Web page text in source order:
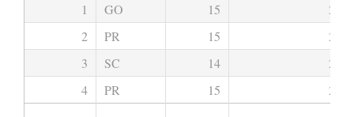
1 GO 15
2
PR 15
3
SC 14
4
PR 15